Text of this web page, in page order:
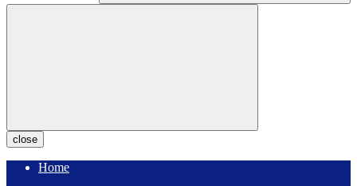
close
Home